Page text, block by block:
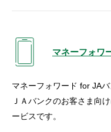
マネーフォワ
マネーフォワード for JA
ＪＡバンクのお客さま向
ービスです。